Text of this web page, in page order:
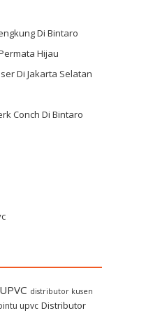
Di Bintaro
Hijau
Di Jakarta Selatan
Conch Di Bintaro
distributor kusen
upvc Distributor